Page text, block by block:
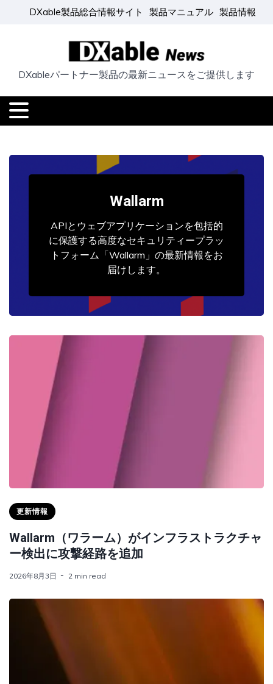
DXable製品総合情報サイト 製品マニュアル 製品情報
DXableパートナー製品の最新ニュースをご提供します
Wallarm
APIとウェブアプリケーションを包括的
に保護する高度なセキュリティープラッ
トフォーム「Wallarm」の最新情報をお
届けします。
更新情報
Wallarm（ワラーム）がインフラストラクチャ
ー検出に攻撃経路を追加
2026年8月3日 2 min read